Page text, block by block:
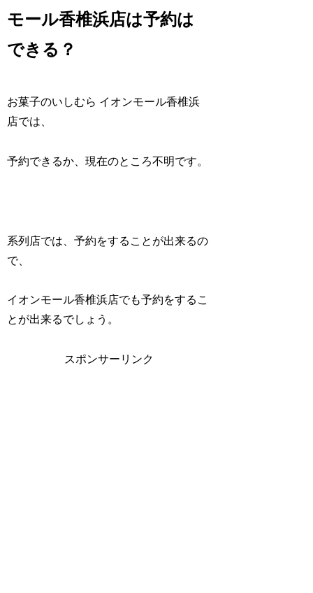
モール香椎浜店は予約は
できる？
お菓子のいしむら イオンモール香椎浜
店では、
予約できるか、現在のところ不明です。
系列店では、予約をすることが出来るの
で、
イオンモール香椎浜店でも予約をするこ
とが出来るでしょう。
スポンサーリンク